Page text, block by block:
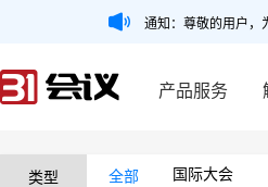
通知：尊敬的用户，
产品服务
类型 全部 国际大会